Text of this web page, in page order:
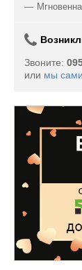
Звоните:
или мы